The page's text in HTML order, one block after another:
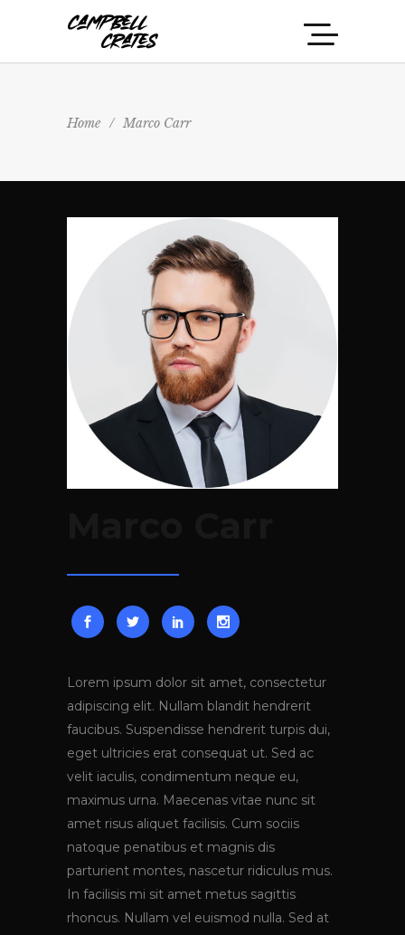
Home / Marco Carr
Lorem ipsum dolor sit amet, consectetur
adipiscing elit. Nullam blandit hendrerit
faucibus. Suspendisse hendrerit turpis dui,
eget ultricies erat consequat ut. Sed ac
velit iaculis, condimentum neque eu,
maximus urna. Maecenas vitae nunc sit
amet risus aliquet facilisis. Cum sociis
natoque penatibus et magnis dis
parturient montes, nascetur ridiculus mus.
In facilisis mi sit amet metus sagittis
rhoncus. Nullam vel euismod nulla. Sed at